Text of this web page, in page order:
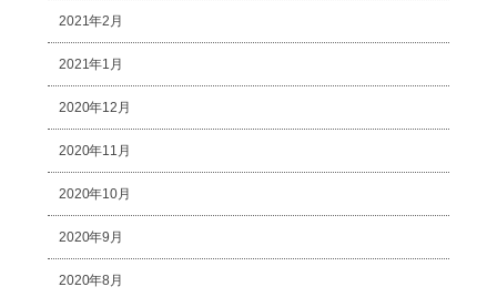
2021年2月
2021年1月
2020年12月
2020年11月
2020年10月
2020年9月
2020年8月